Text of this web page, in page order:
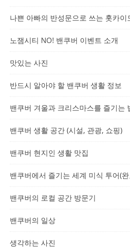
나쁜 아빠의 반성문으로 쓰는 홋카이
노잼시티 NO! 밴쿠버 이벤트 소개
맛있는 사진
반드시 알아야 할 밴쿠버 생활 정보
밴쿠버 겨울과 크리스마스를 즐기는
밴쿠버 생활 공간 (시설, 관광, 쇼핑)
밴쿠버 현지인 생활 맛집
밴쿠버에서 즐기는 세계 미식 투어(
밴쿠버의 로컬 공간 방문기
밴쿠버의 일상
생각하는 사진